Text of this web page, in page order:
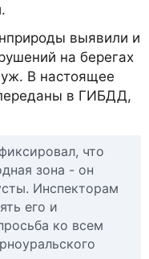
выявили и
на берегах
В настоящее
в ГИБДД,
что
зона - он
Инспекторам
его и
ко всем